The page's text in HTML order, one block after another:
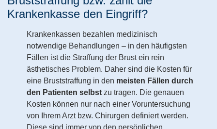
Krankenkasse den Eingriff?
Krankenkassen bezahlen medizinisch
notwendige Behandlungen – in den häufigsten
Fällen ist die Straffung der Brust ein rein
ästhetisches Problem. Daher sind die Kosten für
eine Bruststraffung in den meisten Fällen durch
den Patienten selbst zu tragen. Die genauen
Kosten können nur nach einer Voruntersuchung
von Ihrem Arzt bzw. Chirurgen definiert werden.
Diese sind immer von den persönlichen